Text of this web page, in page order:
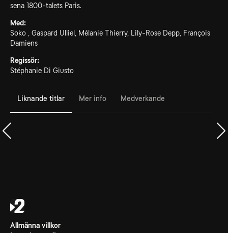
sena 1800-talets Paris.
Med:
Soko , Gaspard Ulliel, Mélanie Thierry, Lily-Rose Depp, François
Damiens
Regissör:
Stéphanie Di Giusto
Liknande titlar Mer info Medverkande
Allmänna villkor